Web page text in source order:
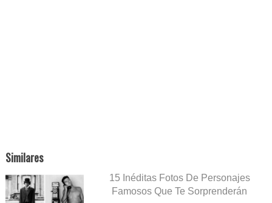
Similares
15 Inéditas Fotos De Personajes
Famosos Que Te Sorprenderán